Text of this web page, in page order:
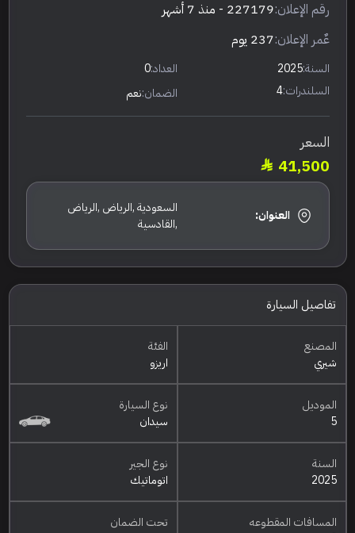
رقم الإعلان:227179 - منذ 7 أشهر
عٌمر الإعلان:237 يوم
السنة:2025 العداد:0
السلندرات:4 الضمان:نعم
السعر
41,500
العنوان:
السعودية ,الرياض ,الرياض
,القادسية
تفاصيل السيارة
المصنع
شيري
الفئة
اريزو
الموديل
5
نوع السيارة
سيدان
السنة
2025
نوع الجير
اتوماتيك
المسافات المقطوعه
تحت الضمان